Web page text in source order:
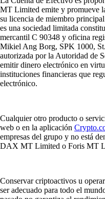
MT Limited emite y promueve
su licencia de miembro
es una sociedad limitada
mercantil C 90348 y oficina
Mikiel Ang Borg, SPK 1000,
autorizada por la Autoridad de
emitir dinero electrónico en
instituciones financieras que
electrónico.
Cualquier otro producto o
web o en la aplicación
empresas del grupo y no está
DAX MT Limited o Foris MT
Conservar criptoactivos u
ser adecuado para todo el